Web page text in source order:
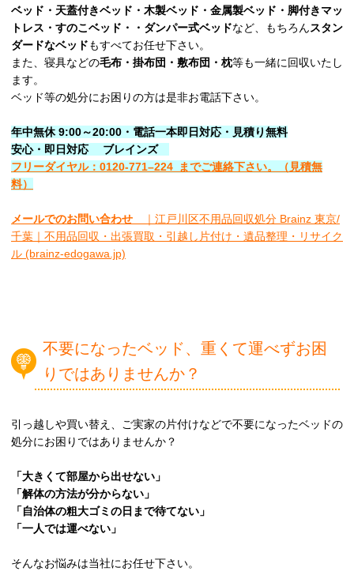
ベッド・天蓋付きベッド・木製ベッド・金属製ベッド・脚付きマッ
トレス・すのこベッド・・ダンパー式ベッドなど、もちろんスタン
ダードなベッドもすべてお任せ下さい。
また、寝具などの毛布・掛布団・敷布団・枕等も一緒に回収いたし
ます。
ベッド等の処分にお困りの方は是非お電話下さい。
年中無休 9:00～20:00・電話一本即日対応・見積り無料
安心・即日対応
ブレインズ
フリーダイヤル：0120-771–224 までご連絡下さい。
（見積無
料）
メールでのお問い合わせ
｜江戸川区不用品回収処分 Brainz 東京/
千葉｜不用品回収・出張買取・引越し片付け・遺品整理・リサイク
ル (brainz-edogawa.jp)
不要になったベッド、重くて運べずお困
りではありませんか？
引っ越しや買い替え、ご実家の片付けなどで不要になったベッドの
処分にお困りではありませんか？
「大きくて部屋から出せない」
「解体の方法が分からない」
「自治体の粗大ゴミの日まで待てない」
「一人では運べない」
そんなお悩みは当社にお任せ下さい。